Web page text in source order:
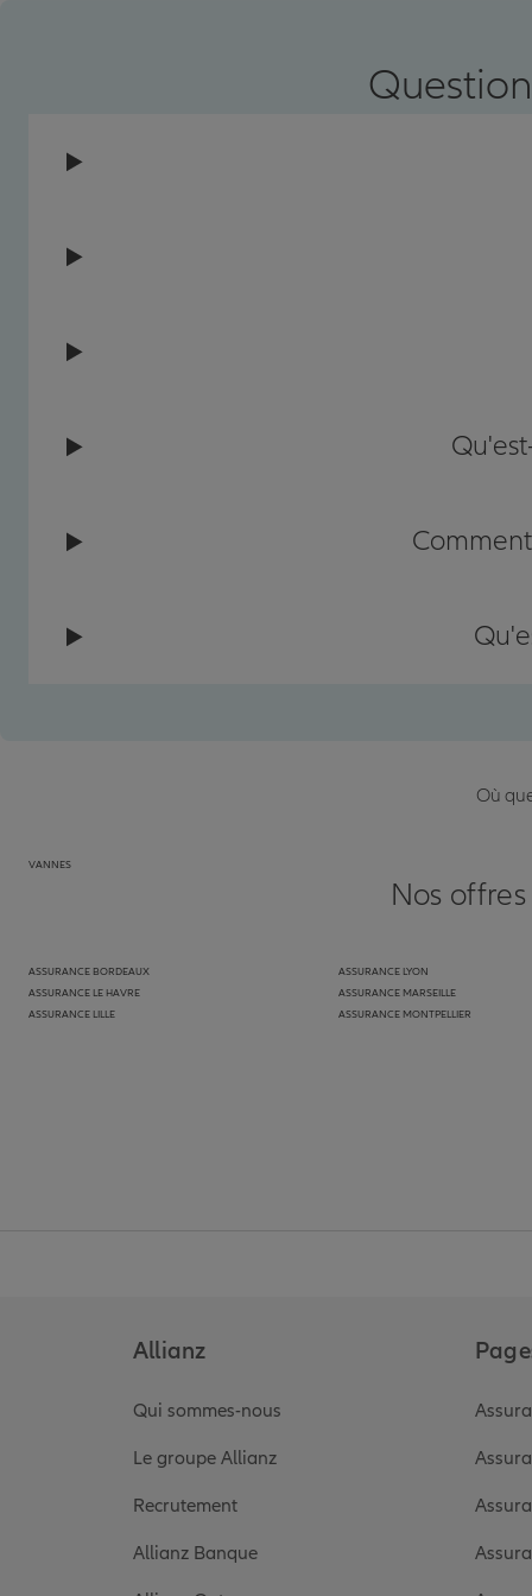
Où
VANNES
Nos
ASSURANCE BORDEAUX
ASSURANCE LE HAVRE
ASSURANCE LILLE
ASSURANCE LYON
ASSURANCE MARSEILLE
ASSURANCE MONTPELLIER
Allianz
Qui sommes-nous
Le groupe Allianz
Recrutement
Allianz Banque